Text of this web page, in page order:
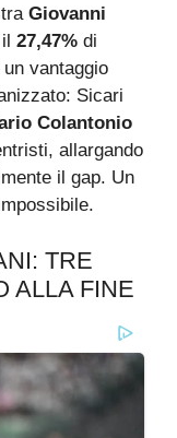
Giovanni
27,47% di
vantaggio
Sicari
Colantonio
allargando
il gap. Un
TRE
ALLA FINE